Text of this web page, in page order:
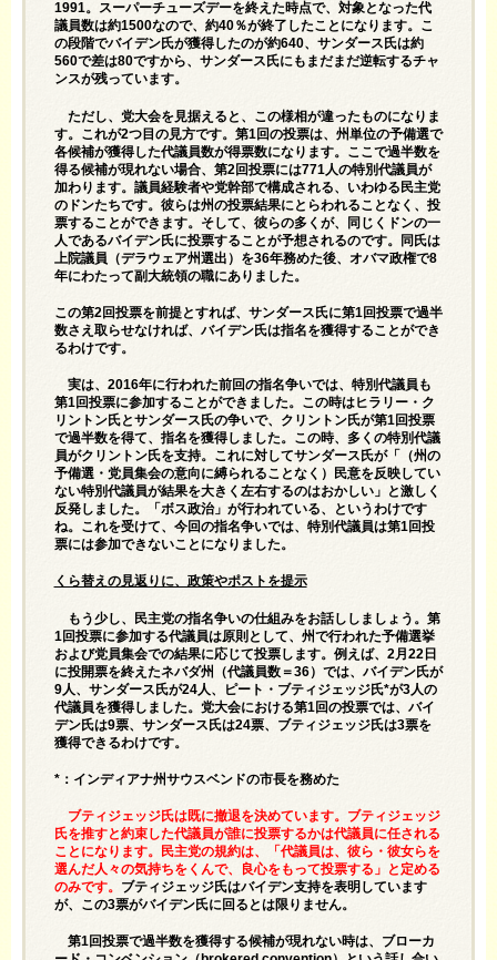
1991。スーパーチューズデーを終えた時点で、対象となった代
議員数は約1500なので、約40％が終了したことになります。こ
の段階でバイデン氏が獲得したのが約640、サンダース氏は約
560で差は80ですから、サンダース氏にもまだまだ逆転するチャ
ンスが残っています。
ただし、党大会を見据えると、この様相が違ったものになりま
す。これが2つ目の見方です。第1回の投票は、州単位の予備選で
各候補が獲得した代議員数が得票数になります。ここで過半数を
得る候補が現れない場合、第2回投票には771人の特別代議員が
加わります。議員経験者や党幹部で構成される、いわゆる民主党
のドンたちです。彼らは州の投票結果にとらわれることなく、投
票することができます。そして、彼らの多くが、同じくドンの一
人であるバイデン氏に投票することが予想されるのです。同氏は
上院議員（デラウェア州選出）を36年務めた後、オバマ政権で8
年にわたって副大統領の職にありました。
この第2回投票を前提とすれば、サンダース氏に第1回投票で過半
数さえ取らせなければ、バイデン氏は指名を獲得することができ
るわけです。
実は、2016年に行われた前回の指名争いでは、特別代議員も
第1回投票に参加することができました。この時はヒラリー・ク
リントン氏とサンダース氏の争いで、クリントン氏が第1回投票
で過半数を得て、指名を獲得しました。この時、多くの特別代議
員がクリントン氏を支持。これに対してサンダース氏が「（州の
予備選・党員集会の意向に縛られることなく）民意を反映してい
ない特別代議員が結果を大きく左右するのはおかしい」と激しく
反発しました。「ボス政治」が行われている、というわけです
ね。これを受けて、今回の指名争いでは、特別代議員は第1回投
票には参加できないことになりました。
くら替えの見返りに、政策やポストを提示
もう少し、民主党の指名争いの仕組みをお話ししましょう。第
1回投票に参加する代議員は原則として、州で行われた予備選挙
および党員集会での結果に応じて投票します。例えば、2月22日
に投開票を終えたネバダ州（代議員数＝36）では、バイデン氏が
9人、サンダース氏が24人、ピート・ブティジェッジ氏*が3人の
代議員を獲得しました。党大会における第1回の投票では、バイ
デン氏は9票、サンダース氏は24票、ブティジェッジ氏は3票を
獲得できるわけです。
*：インディアナ州サウスベンドの市長を務めた
ブティジェッジ氏は既に撤退を決めています。ブティジェッジ
氏を推すと約束した代議員が誰に投票するかは代議員に任される
ことになります。民主党の規約は、「代議員は、彼ら・彼女らを
選んだ人々の気持ちをくんで、良心をもって投票する」と定める
のみです。
ブティジェッジ氏はバイデン支持を表明しています
が、この3票がバイデン氏に回るとは限りません。
第1回投票で過半数を獲得する候補が現れない時は、ブローカ